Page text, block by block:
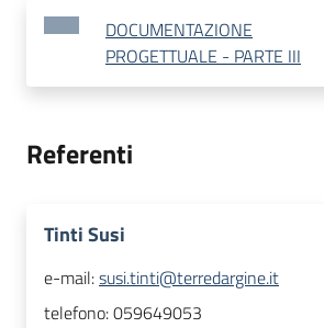
DOCUMENTAZIONE
PROGETTUALE - PARTE III
Referenti
Tinti Susi
e-mail:susi.tinti@terredargine.it
telefono:059649053